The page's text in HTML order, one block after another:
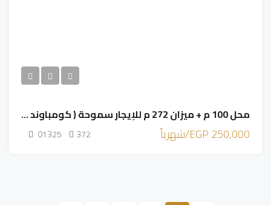
محل 100 م + ميزان 272 م للإيجار سموحة ( كومباوند جراند فيو )
250,000 EGP/شهرياً 372
01325